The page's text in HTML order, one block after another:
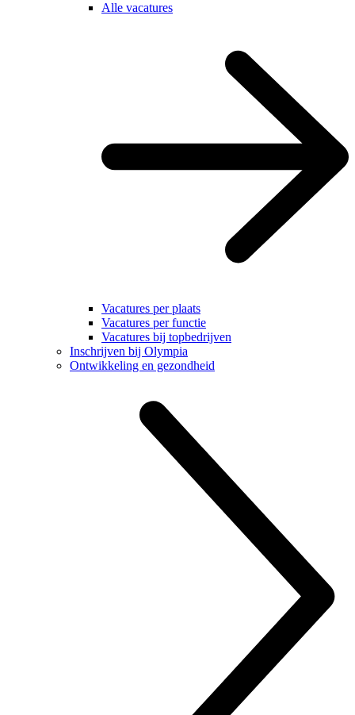
Alle vacatures
Vacatures per plaats
Vacatures per functie
Vacatures bij topbedrijven
Inschrijven bij Olympia
Ontwikkeling en gezondheid